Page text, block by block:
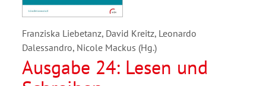
Franziska Liebetanz, David Kreitz, Leonardo
Dalessandro, Nicole Mackus (Hg.)
Ausgabe 24: Lesen und